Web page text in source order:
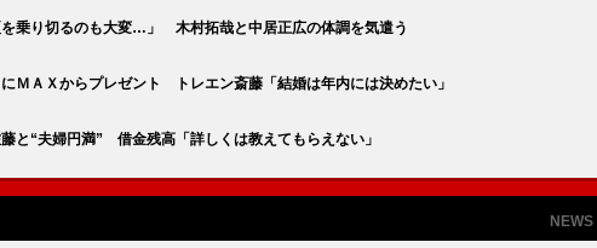
乗り切るのも大変…」 木村拓哉と中居正広の体調を気遣う
ＭＡＸからプレゼント トレエン斎藤「結婚は年内には決めたい」
と“夫婦円満” 借金残高「詳しくは教えてもらえない」
NEWS